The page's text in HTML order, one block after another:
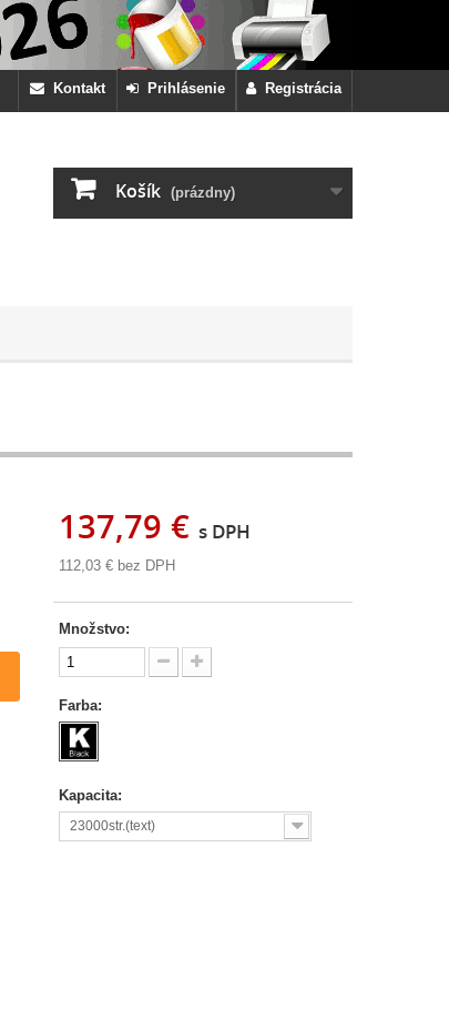
Registrácia
Prihlásenie
Kontakt
Košík (prázdny)
137,79 € s DPH
112,03 €bez DPH
Množstvo:
Farba:
Kapacita:
23000str.(text)